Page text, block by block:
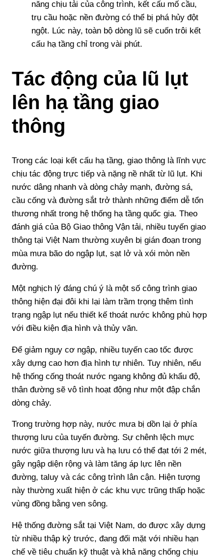
năng chịu tải của công trình, kết cấu mố cầu,
trụ cầu hoặc nền đường có thể bị phá hủy đột
ngột. Lúc này, toàn bộ dòng lũ sẽ cuốn trôi kết
cấu hạ tầng chỉ trong vài phút.
Tác động của lũ lụt
lên hạ tầng giao
thông
Trong các loại kết cấu hạ tầng, giao thông là lĩnh vực
chịu tác động trực tiếp và nặng nề nhất từ lũ lụt. Khi
nước dâng nhanh và dòng chảy mạnh, đường sá,
cầu cống và đường sắt trở thành những điểm dễ tổn
thương nhất trong hệ thống hạ tầng quốc gia. Theo
đánh giá của Bộ Giao thông Vận tải, nhiều tuyến giao
thông tại Việt Nam thường xuyên bị gián đoạn trong
mùa mưa bão do ngập lụt, sạt lở và xói mòn nền
đường.
Một nghịch lý đáng chú ý là một số công trình giao
thông hiện đại đôi khi lại làm trầm trọng thêm tình
trạng ngập lụt nếu thiết kế thoát nước không phù hợp
với điều kiện địa hình và thủy văn.
Để giảm nguy cơ ngập, nhiều tuyến cao tốc được
xây dựng cao hơn địa hình tự nhiên. Tuy nhiên, nếu
hệ thống cống thoát nước ngang không đủ khẩu độ,
thân đường sẽ vô tình hoạt động như một đập chắn
dòng chảy.
Trong trường hợp này, nước mưa bị dồn lại ở phía
thượng lưu của tuyến đường. Sự chênh lệch mực
nước giữa thượng lưu và hạ lưu có thể đạt tới 2 mét,
gây ngập diện rộng và làm tăng áp lực lên nền
đường, taluy và các công trình lân cận. Hiện tượng
này thường xuất hiện ở các khu vực trũng thấp hoặc
vùng đồng bằng ven sông.
Hệ thống đường sắt tại Việt Nam, do được xây dựng
từ nhiều thập kỷ trước, đang đối mặt với nhiều hạn
chế về tiêu chuẩn kỹ thuật và khả năng chống chịu